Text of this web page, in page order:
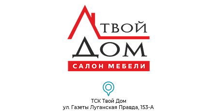
ТСК Твой Дом
ул. Газеты Луганская Правда, 153-А